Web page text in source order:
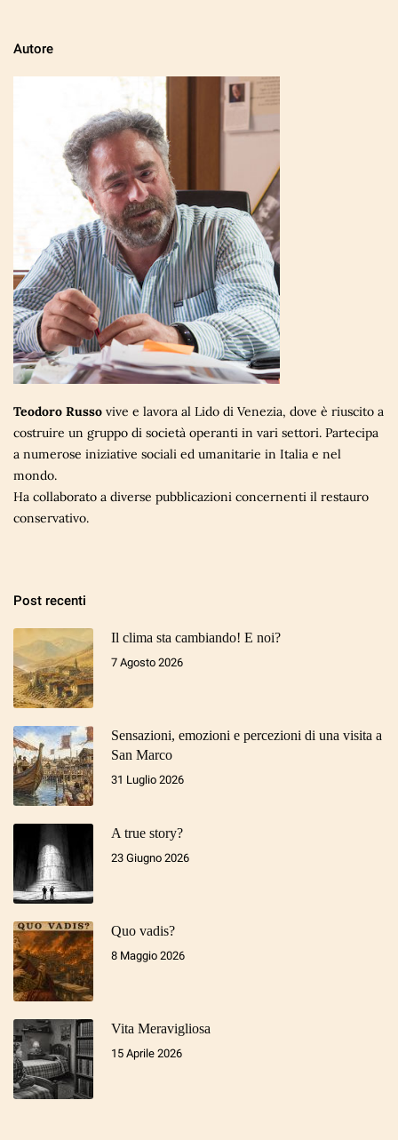
Autore
Teodoro Russo vive e lavora al Lido di Venezia, dove è riuscito a
costruire un gruppo di società operanti in vari settori. Partecipa
a numerose iniziative sociali ed umanitarie in Italia e nel
mondo.
Ha collaborato a diverse pubblicazioni concernenti il restauro
conservativo.
Post recenti
Il clima sta cambiando! E noi?
7 Agosto 2026
Sensazioni, emozioni e percezioni di una visita a
San Marco
31 Luglio 2026
A true story?
23 Giugno 2026
Quo vadis?
8 Maggio 2026
Vita Meravigliosa
15 Aprile 2026